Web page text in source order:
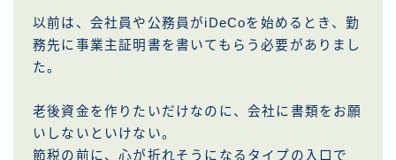
以前は、会社員や公務員がiDeCoを始めるとき、勤
務先に事業主証明書を書いてもらう必要がありまし
た。
老後資金を作りたいだけなのに、会社に書類をお願
いしないといけない。
節税の前に、心が折れそうになるタイプの入口で